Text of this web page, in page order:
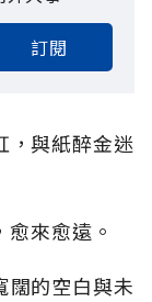
訂閱
，與紙醉金迷
來愈遠。
闊的空白與未